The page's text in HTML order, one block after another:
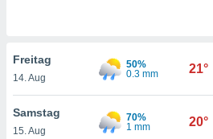
Profil zu
Ihnen
Freitag
14. Aug
50%
0.3 mm
21°
Samstag
15. Aug
70%
1 mm
20°